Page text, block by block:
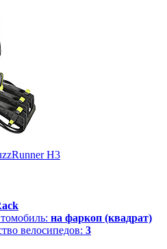
H3
на фаркоп (квадрат)
велосипедов: 3